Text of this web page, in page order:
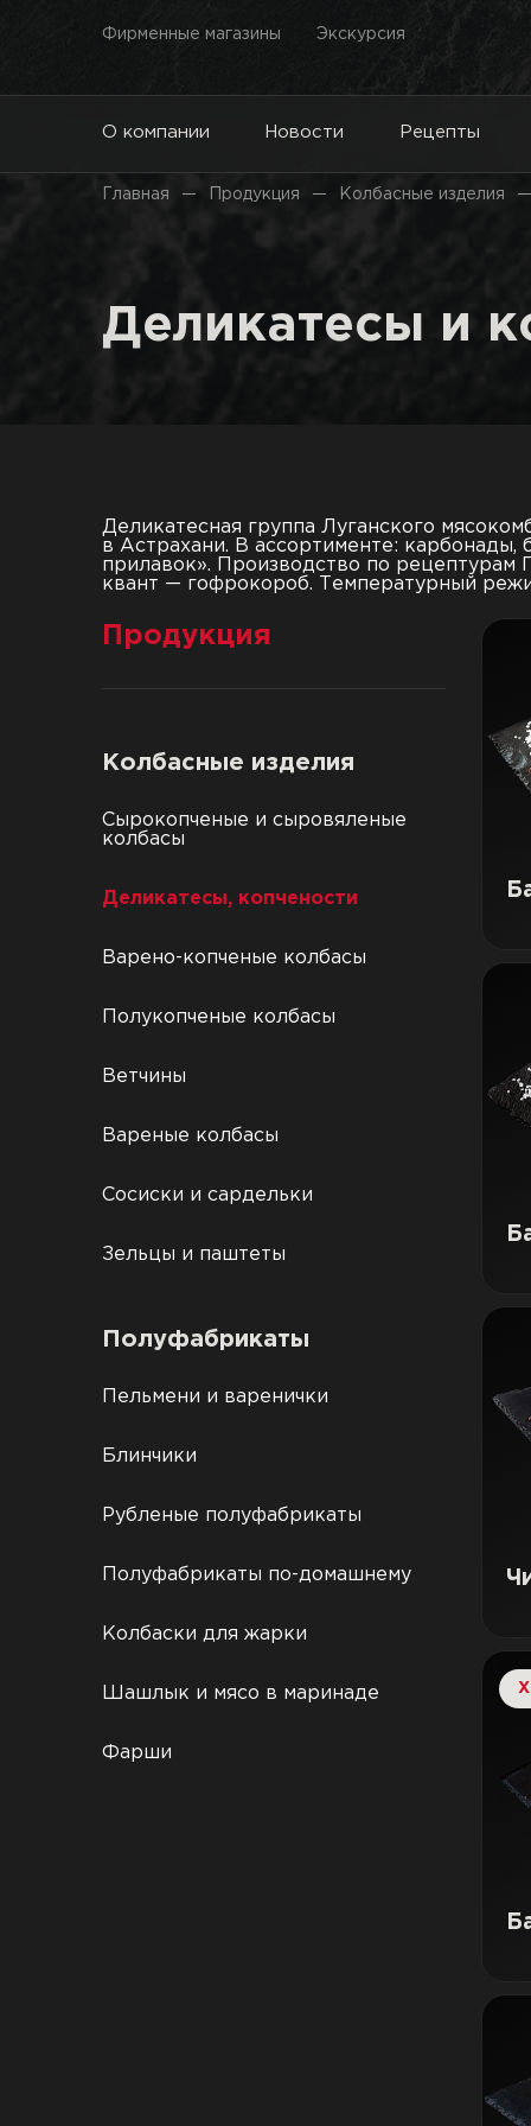
Фирменные магазины Экскурсия
О компании Новости Рецепты
Главная Продукция Колбасные изделия
Деликатесы и
Деликатесная группа Луганского
в Астрахани. В ассортименте:
прилавок». Производство по рецептурам
квант — гофрокороб. Температурный
Продукция
Колбасные изделия
Сырокопченые и сыровяленые
колбасы
Деликатесы, копчености
Варено-копченые колбасы
Полукопченые колбасы
Ветчины
Вареные колбасы
Сосиски и сардельки
Зельцы и паштеты
Полуфабрикаты
Пельмени и варенички
Блинчики
Рубленые полуфабрикаты
Полуфабрикаты по-домашнему
Колбаски для жарки
Шашлык и мясо в маринаде
Фарши